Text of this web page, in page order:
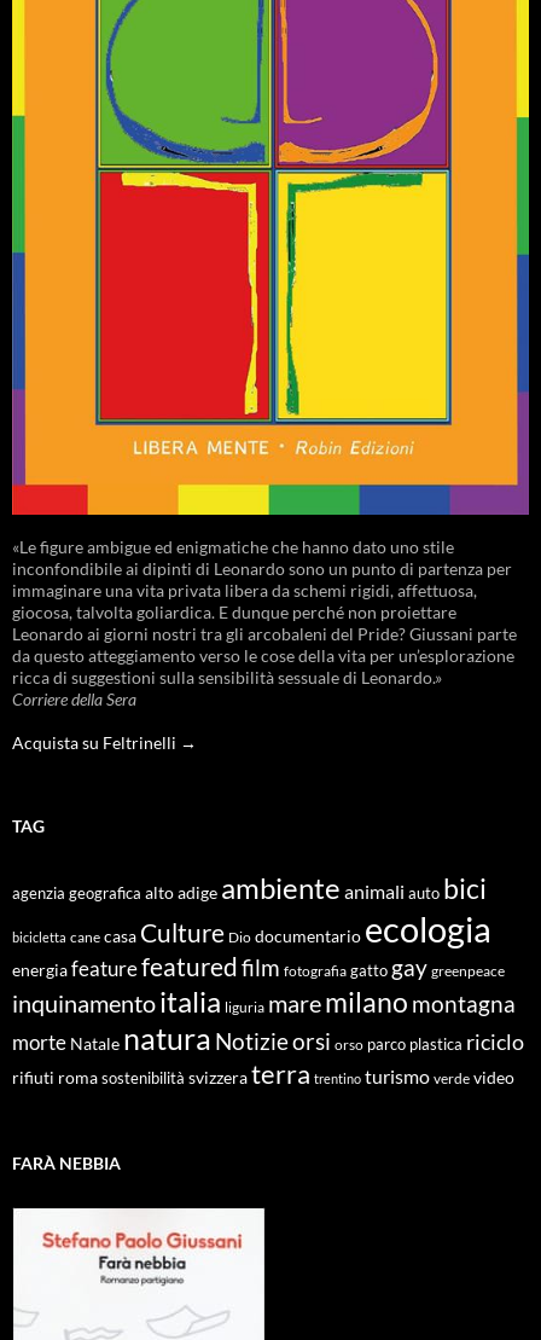
«Le figure ambigue ed enigmatiche che hanno dato uno stile
inconfondibile ai dipinti di Leonardo sono un punto di partenza per
immaginare una vita privata libera da schemi rigidi, affettuosa,
giocosa, talvolta goliardica. E dunque perché non proiettare
Leonardo ai giorni nostri tra gli arcobaleni del Pride? Giussani parte
da questo atteggiamento verso le cose della vita per un’esplorazione
ricca di suggestioni sulla sensibilità sessuale di Leonardo.»
Corriere della Sera
Acquista su Feltrinelli →
TAG
agenzia geografica alto adige ambiente animali auto bici
bicicletta cane casa Culture Dio documentario ecologia
energiafeaturefeaturedfilm fotografia gatto gay greenpeace
inquinamentoitalia liguria maremilano montagna
morte Natale natura Notizieorsi orso parco plastica riciclo
rifiuti roma sostenibilità svizzeraterra trentino turismo verde video
FARÀ NEBBIA